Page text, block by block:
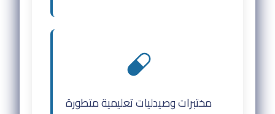
مختبرات وصيدليات تعليمية متطورة